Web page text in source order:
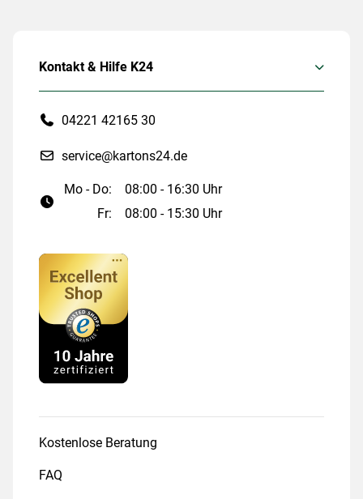
Kontakt & Hilfe K24
04221 42165 30
service@kartons24.de
Mo - Do:
08:00 - 16:30 Uhr
Fr:
08:00 - 15:30 Uhr
Kostenlose Beratung
FAQ